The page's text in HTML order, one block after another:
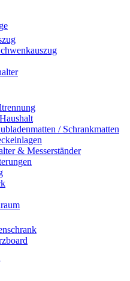
/ Schrankmatten
& Messerständer